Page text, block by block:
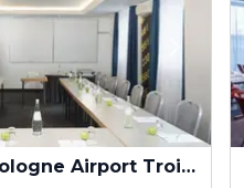
ibis Styles Cologne Airport Troisdorf